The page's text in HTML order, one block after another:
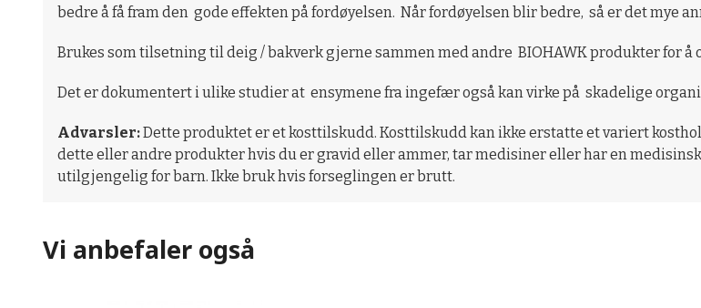
bedre å få fram den gode effekten på fordøyelsen. Når fordøyelsen blir bedre, så er det mye
Brukes som tilsetning til deig / bakverk gjerne sammen med andre BIOHAWK produkter for å
Det er dokumentert i ulike studier at ensymene fra ingefær også kan virke på skadelige
Advarsler:Dette produktet er et kosttilskudd. Kosttilskudd kan ikke erstatte et variert
dette eller andre produkter hvis du er gravid eller ammer, tar medisiner eller har en
utilgjengelig for barn. Ikke bruk hvis forseglingen er brutt.
Vi anbefaler også